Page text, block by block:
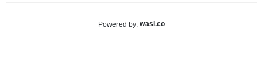
Powered by: wasi.co